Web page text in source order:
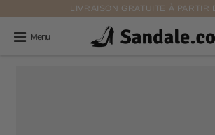
LIVRAISON GRATUITE À PARTIR
Menu